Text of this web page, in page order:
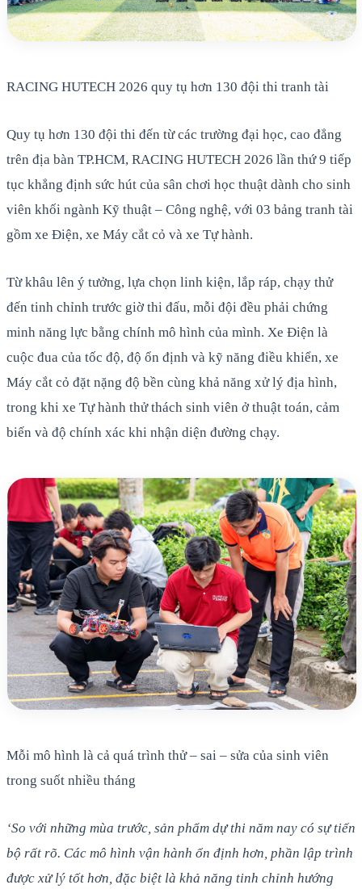
RACING HUTECH 2026 quy tụ hơn 130 đội thi tranh tài
Quy tụ hơn 130 đội thi đến từ các trường đại học, cao đẳng
trên địa bàn TP.HCM, RACING HUTECH 2026 lần thứ 9 tiếp
tục khẳng định sức hút của sân chơi học thuật dành cho sinh
viên khối ngành Kỹ thuật – Công nghệ, với 03 bảng tranh tài
gồm xe Điện, xe Máy cắt cỏ và xe Tự hành.
Từ khâu lên ý tưởng, lựa chọn linh kiện, lắp ráp, chạy thử
đến tinh chỉnh trước giờ thi đấu, mỗi đội đều phải chứng
minh năng lực bằng chính mô hình của mình. Xe Điện là
cuộc đua của tốc độ, độ ổn định và kỹ năng điều khiển, xe
Máy cắt cỏ đặt nặng độ bền cùng khả năng xử lý địa hình,
trong khi xe Tự hành thử thách sinh viên ở thuật toán, cảm
biến và độ chính xác khi nhận diện đường chạy.
Mỗi mô hình là cả quá trình thử – sai – sửa của sinh viên
trong suốt nhiều tháng
‘So với những mùa trước, sản phẩm dự thi năm nay có sự tiến
bộ rất rõ. Các mô hình vận hành ổn định hơn, phần lập trình
được xử lý tốt hơn, đặc biệt là khả năng tinh chỉnh hướng